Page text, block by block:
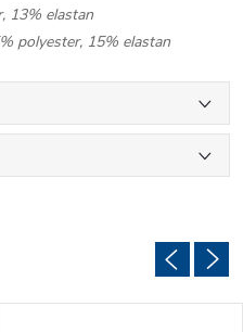
13% elastan
15% elastan